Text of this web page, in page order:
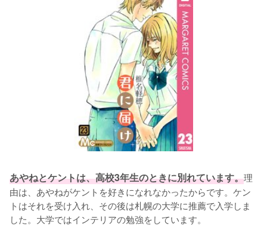
あやねとケントは、高校3年生のときに別れています。理
由は、あやねがケントを好きになれなかったからです。ケン
トはそれを受け入れ、その後は札幌の大学に推薦で入学しま
した。大学ではインテリアの勉強をしています。